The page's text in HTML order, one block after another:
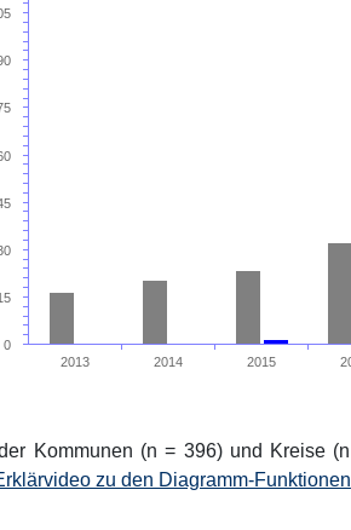
2013 2014 2015
0
Kommunen (n = 396) und Kreise
zu den Diagramm-Funktionen